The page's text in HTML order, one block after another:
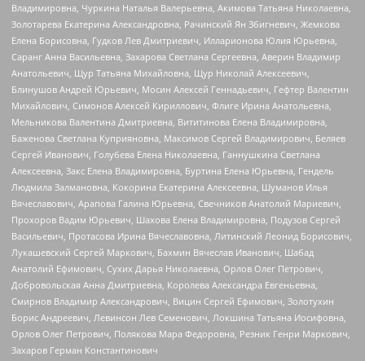
Владимировна, Чуркина Наталья Валерьевна, Акимова Татьяна Николаевна,
Золотарева Екатерина Александровна, Рачинский Ян Збигневич, Жемкова
Елена Борисовна, Гудков Лев Дмитриевич, Илларионова Юлия Юрьевна,
Саранг Анна Васильевна, Захарова Светлана Сергеевна, Аверин Владимир
Анатольевич, Щур Татьяна Михайловна, Щур Николай Алексеевич,
Блинушов Андрей Юрьевич, Мосин Алексей Геннадьевич, Гефтер Валентин
Михайлович, Симонов Алексей Кириллович, Флиге Ирина Анатольевна,
Мельникова Валентина Дмитриевна, Вититинова Елена Владимировна,
Баженова Светлана Куприяновна, Максимов Сергей Владимирович, Беляев
Сергей Иванович, Голубева Елена Николаевна, Ганнушкина Светлана
Алексеевна, Закс Елена Владимировна, Буртина Елена Юрьевна, Гендель
Людмила Залмановна, Кокорина Екатерина Алексеевна, Шуманов Илья
Вячеславович, Арапова Галина Юрьевна, Свечников Анатолий Мариевич,
Прохоров Вадим Юрьевич, Шахова Елена Владимировна, Подузов Сергей
Васильевич, Протасова Ирина Вячеславовна, Литинский Леонид Борисович,
Лукашевский Сергей Маркович, Бахмин Вячеслав Иванович, Шабад
Анатолий Ефимович, Сухих Дарья Николаевна, Орлов Олег Петрович,
Добровольская Анна Дмитриевна, Королева Александра Евгеньевна,
Смирнов Владимир Александрович, Вицин Сергей Ефимович, Золотухин
Борис Андреевич, Левинсон Лев Семенович, Локшина Татьяна Иосифовна,
Орлов Олег Петрович, Полякова Мара Федоровна, Резник Генри Маркович,
Захаров Герман Константинович